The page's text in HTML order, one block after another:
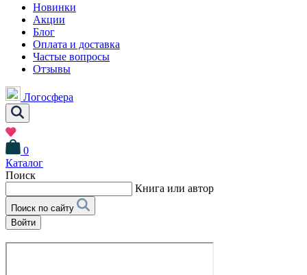
Новинки
Акции
Блог
Оплата и доставка
Частые вопросы
Отзывы
Логосфера
0
Каталог
Поиск
Книга или автор
Поиск по сайту
Войти